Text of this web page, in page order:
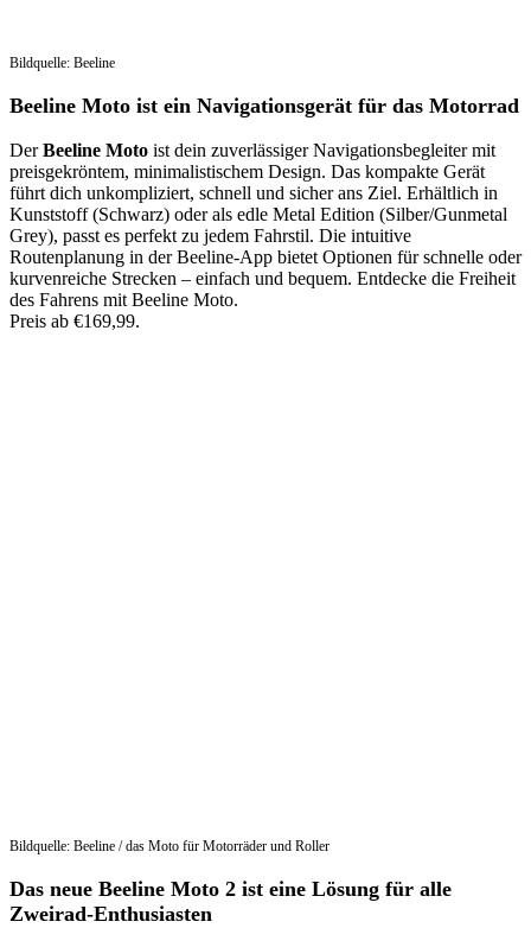
Bildquelle: Beeline
Beeline Moto ist ein Navigationsgerät für das Motorrad
DerBeeline Moto ist dein zuverlässiger Navigationsbegleiter mit
preisgekröntem, minimalistischem Design. Das kompakte Gerät
führt dich unkompliziert, schnell und sicher ans Ziel. Erhältlich in
Kunststoff (Schwarz) oder als edle Metal Edition (Silber/Gunmetal
Grey), passt es perfekt zu jedem Fahrstil. Die intuitive
Routenplanung in der Beeline-App bietet Optionen für schnelle oder
kurvenreiche Strecken – einfach und bequem. Entdecke die Freiheit
des Fahrens mit Beeline Moto.
Preis ab €169,99.
Bildquelle: Beeline / das Moto für Motorräder und Roller
Das neue Beeline Moto 2 ist eine Lösung für alle
Zweirad-Enthusiasten